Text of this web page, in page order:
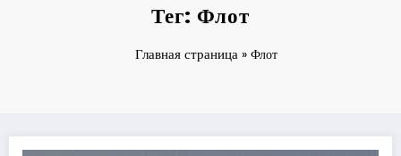
Тег: Флот
Главная страница »Флот